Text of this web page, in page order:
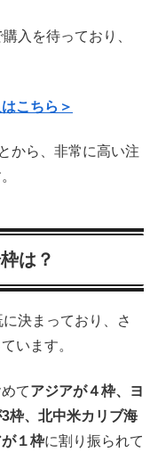
入を待っており、
こちら＞
から、非常に高い注
は？
決まっており、さ
います。
てアジアが４枠、ヨ
枠、北中米カリブ海
１枠に割り振られて